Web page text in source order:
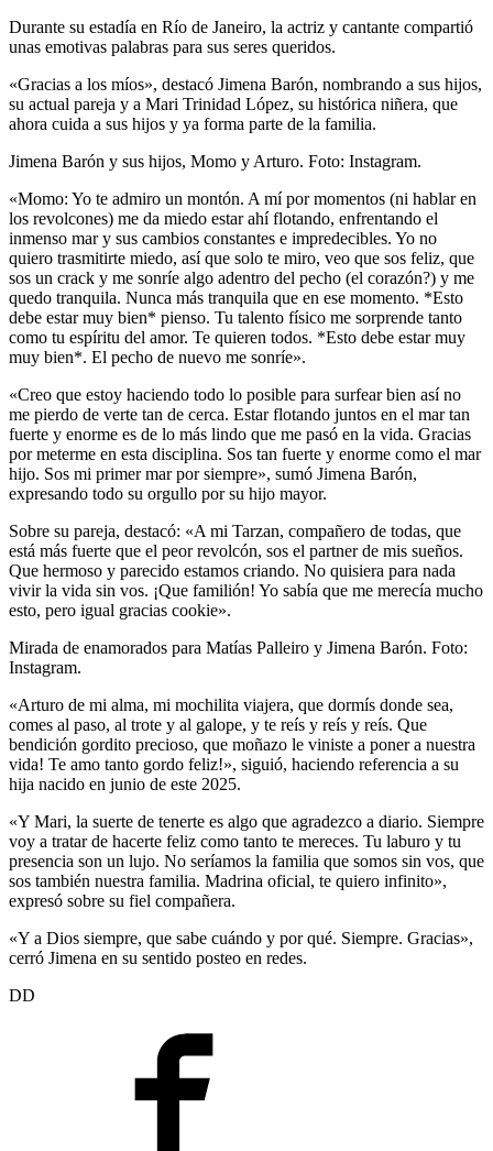
Durante su estadía en Río de Janeiro, la actriz y cantante compartió
unas emotivas palabras para sus seres queridos.
«Gracias a los míos», destacó Jimena Barón, nombrando a sus hijos,
su actual pareja y a Mari Trinidad López, su histórica niñera, que
ahora cuida a sus hijos y ya forma parte de la familia.
Jimena Barón y sus hijos, Momo y Arturo. Foto: Instagram.
«Momo: Yo te admiro un montón. A mí por momentos (ni hablar en
los revolcones) me da miedo estar ahí flotando, enfrentando el
inmenso mar y sus cambios constantes e impredecibles. Yo no
quiero trasmitirte miedo, así que solo te miro, veo que sos feliz, que
sos un crack y me sonríe algo adentro del pecho (el corazón?) y me
quedo tranquila. Nunca más tranquila que en ese momento. *Esto
debe estar muy bien* pienso. Tu talento físico me sorprende tanto
como tu espíritu del amor. Te quieren todos. *Esto debe estar muy
muy bien*. El pecho de nuevo me sonríe».
«Creo que estoy haciendo todo lo posible para surfear bien así no
me pierdo de verte tan de cerca. Estar flotando juntos en el mar tan
fuerte y enorme es de lo más lindo que me pasó en la vida. Gracias
por meterme en esta disciplina. Sos tan fuerte y enorme como el mar
hijo. Sos mi primer mar por siempre», sumó Jimena Barón,
expresando todo su orgullo por su hijo mayor.
Sobre su pareja, destacó: «A mi Tarzan, compañero de todas, que
está más fuerte que el peor revolcón, sos el partner de mis sueños.
Que hermoso y parecido estamos criando. No quisiera para nada
vivir la vida sin vos. ¡Que familión! Yo sabía que me merecía mucho
esto, pero igual gracias cookie».
Mirada de enamorados para Matías Palleiro y Jimena Barón. Foto:
Instagram.
«Arturo de mi alma, mi mochilita viajera, que dormís donde sea,
comes al paso, al trote y al galope, y te reís y reís y reís. Que
bendición gordito precioso, que moñazo le viniste a poner a nuestra
vida! Te amo tanto gordo feliz!», siguió, haciendo referencia a su
hija nacido en junio de este 2025.
«Y Mari, la suerte de tenerte es algo que agradezco a diario. Siempre
voy a tratar de hacerte feliz como tanto te mereces. Tu laburo y tu
presencia son un lujo. No seríamos la familia que somos sin vos, que
sos también nuestra familia. Madrina oficial, te quiero infinito»,
expresó sobre su fiel compañera.
«Y a Dios siempre, que sabe cuándo y por qué. Siempre. Gracias»,
cerró Jimena en su sentido posteo en redes.
DD